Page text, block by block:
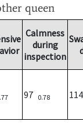
queen
Calmness
during
inspection
97 0.78